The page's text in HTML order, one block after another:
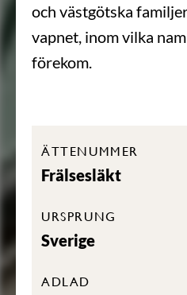
och västgötska
vapnet, inom vilka
förekom.
ÄTTENUMMER
Frälsesläkt
URSPRUNG
Sverige
ADLAD